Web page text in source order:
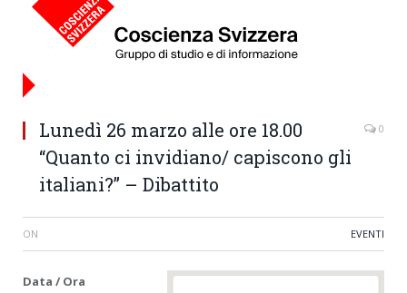
Lunedì 26 marzo alle ore 18.00
“Quanto ci invidiano/ capiscono gli
italiani?” – Dibattito
0
ON EVENTI
Data / Ora